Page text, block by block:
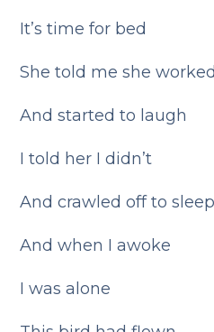
It’s time for bed
She told me she
And started to laugh
I told her I didn’t
And crawled off to
And when I awoke
I was alone